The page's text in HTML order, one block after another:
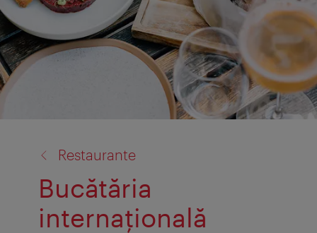
Restaurante
Bucătăria
internațională